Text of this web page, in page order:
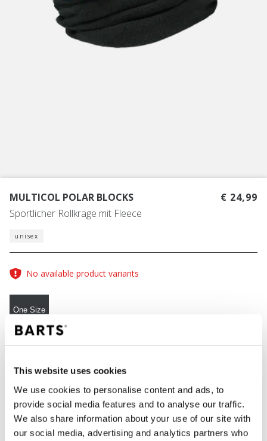
This website uses cookies
We use cookies to personalise content and ads, to
provide social media features and to analyse our traffic.
We also share information about your use of our site with
our social media, advertising and analytics partners who
MULTICOL POLAR BLOCKS
Sportlicher Rollkrage mit Fleece
€ 24,99
unisex
No available product variants
One Size
IN DEN WARENKORB